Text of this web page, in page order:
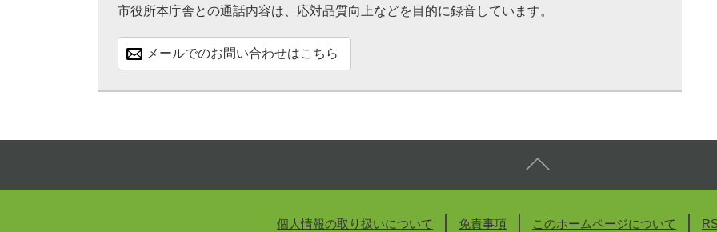
市役所本庁舎との通話内容は、応対品質向上などを目的に録音しています。
メールでのお問い合わせはこちら
個人情報の取り扱いについて 免責事項 このホームページについて